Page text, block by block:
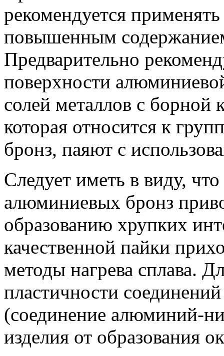
рекомендуется
повышенным
Предварительно
поверхности
солей металлов с борной
которая относится к
бронз, паяют с
Следует иметь в виду,
алюминиевых бронз
образованию хрупких
качественной пайки
методы нагрева сплава.
пластичности
(соединение алюминий-
изделия от образования